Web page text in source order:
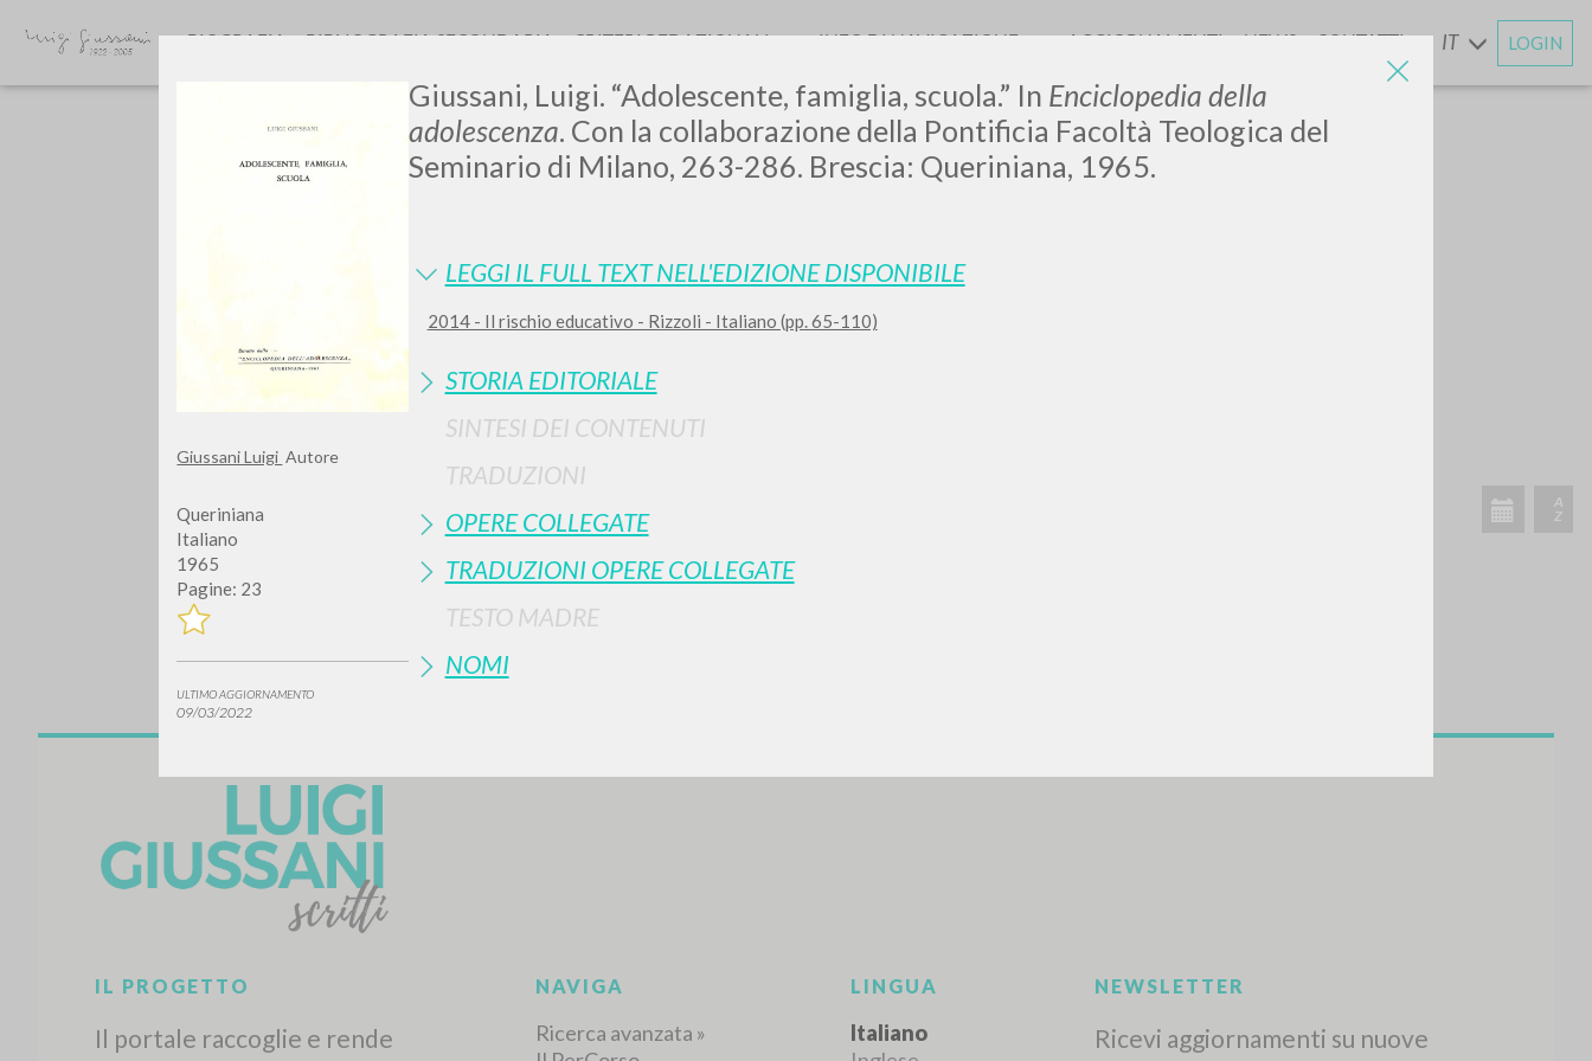
Giussani Luigi Autore
Queriniana
Italiano
1965
Pagine: 23
ULTIMO AGGIORNAMENTO
09/03/2022
Giussani, Luigi. “Adolescente, famiglia, scuola.” In Enciclopedia della
adolescenza. Con la collaborazione della Pontificia Facoltà Teologica del
Seminario di Milano, 263-286. Brescia: Queriniana, 1965.
LEGGI IL FULL TEXT NELL'EDIZIONE DISPONIBILE
2014 - Il rischio educativo - Rizzoli - Italiano (pp. 65-110)
STORIA EDITORIALE
SINTESI DEI CONTENUTI
TRADUZIONI
OPERE COLLEGATE
TRADUZIONI OPERE COLLEGATE
TESTO MADRE
NOMI
LUIGI
GIUSSANI
scritti
BIOGRAFIA BIBLIOGRAFIA SECONDARIA CRITERI REDAZIONALI INFO DI NAVIGAZIONE AGGIORNAMENTIENEWS CONTATTI IT LOGIN
TIPOLOGIA OPERA